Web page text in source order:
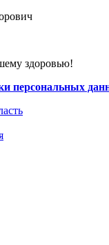
здоровью!
персональных